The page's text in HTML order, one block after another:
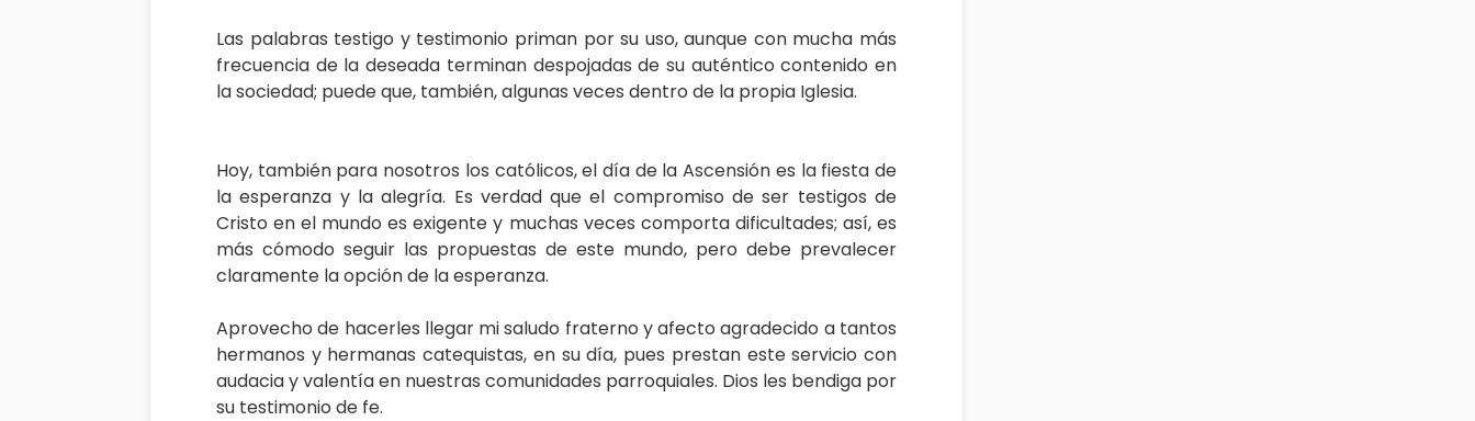
Las palabras testigo y testimonio priman por su uso, aunque con mucha más
frecuencia de la deseada terminan despojadas de su auténtico contenido en
la sociedad; puede que, también, algunas veces dentro de la propia Iglesia.
Hoy, también para nosotros los católicos, el día de la Ascensión es la fiesta de
la esperanza y la alegría. Es verdad que el compromiso de ser testigos de
Cristo en el mundo es exigente y muchas veces comporta dificultades; así, es
más cómodo seguir las propuestas de este mundo, pero debe prevalecer
claramente la opción de la esperanza.
Aprovecho de hacerles llegar mi saludo fraterno y afecto agradecido a tantos
hermanos y hermanas catequistas, en su día, pues prestan este servicio con
audacia y valentía en nuestras comunidades parroquiales. Dios les bendiga por
su testimonio de fe.